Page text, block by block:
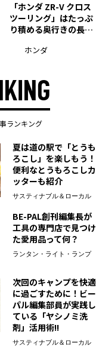
「ホンダ ZR-V クロス
ツーリング」はたっぷ
り積める奥行きの長い
ホンダ
ランキング
夏は道の駅で「とうも
ろこし」を楽しもう！
便利なとうもろこしカ
ッターも紹介
サスティナブル＆ローカル
BE-PAL創刊編集長が
工具の専門店で見つけ
た愛用品って何？
ランタン・ライト・ランプ
次回のキャンプを快適
に過ごすために！ビー
パル編集部員が実践し
ている「ヤシノミ洗
剤」活用術!!
サスティナブル＆ローカル